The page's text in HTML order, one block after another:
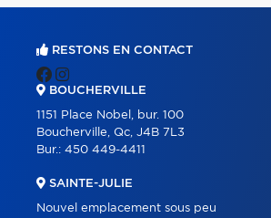
RESTONS EN CONTACT
BOUCHERVILLE
1151 Place Nobel, bur. 100
Boucherville, Qc, J4B 7L3
Bur.: 450 449-4411
SAINTE-JULIE
Nouvel emplacement sous peu